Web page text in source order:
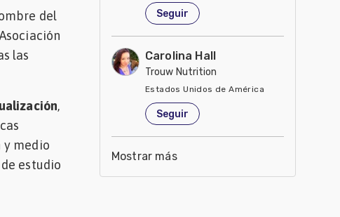
del
las
,
y medio
estudio
Estados Unidos de América
Seguir
Carolina Hall
Trouw Nutrition
Estados Unidos de América
Seguir
Mostrar más